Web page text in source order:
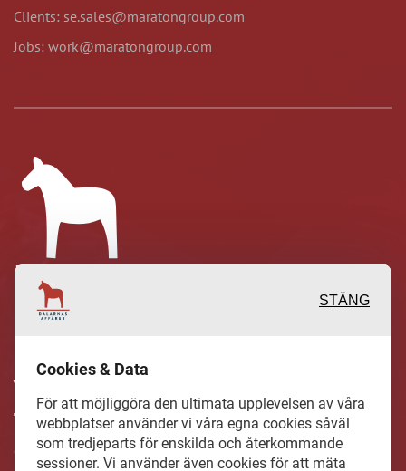
Clients: se.sales@maratongroup.com
Jobs: work@maratongroup.com
värdefulla berättelser och reportage
från och om det lokala näringslivet och
dess aktörer samt en hel del annan
STÄNG
Cookies & Data
För att möjliggöra den ultimata upplevelsen av våra
webbplatser använder vi våra egna cookies såväl
som tredjeparts för enskilda och återkommande
sessioner. Vi använder även cookies för att mäta